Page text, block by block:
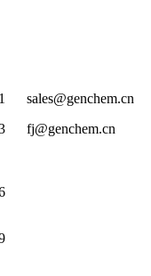
sales@genchem.cn
fj@genchem.cn